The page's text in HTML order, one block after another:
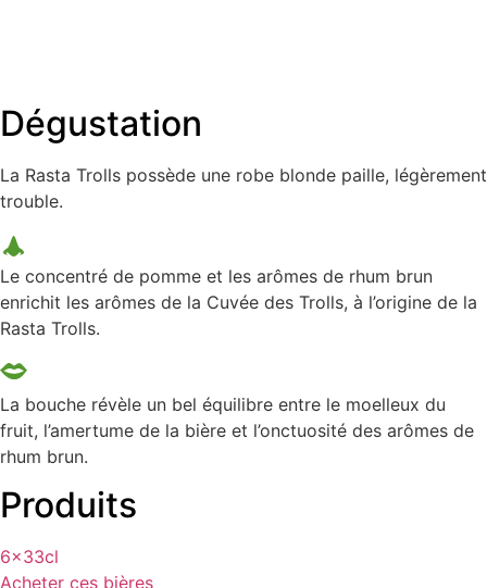
Dégustation
La Rasta Trolls possède une robe blonde paille, légèrement
trouble.
Le concentré de pomme et les arômes de rhum brun
enrichit les arômes de la Cuvée des Trolls, à l’origine de la
Rasta Trolls.
La bouche révèle un bel équilibre entre le moelleux du
fruit, l’amertume de la bière et l’onctuosité des arômes de
rhum brun.
Produits
6x33cl
Acheter ces bières